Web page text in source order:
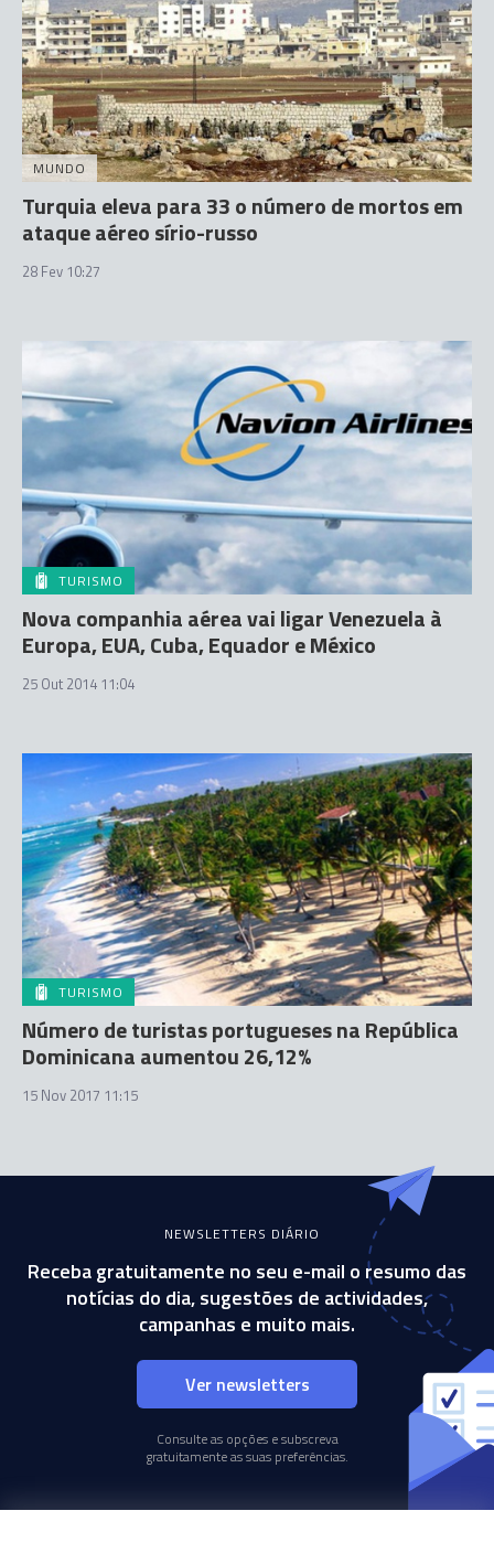
MUNDO
Turquia eleva para 33 o número de mortos em
ataque aéreo sírio-russo
28 Fev 10:27
TURISMO
Nova companhia aérea vai ligar Venezuela à
Europa, EUA, Cuba, Equador e México
25 Out 2014 11:04
TURISMO
Número de turistas portugueses na República
Dominicana aumentou 26,12%
15 Nov 2017 11:15
NEWSLETTERS DIÁRIO
Receba gratuitamente no seu e-mail o resumo das
notícias do dia, sugestões de actividades,
campanhas e muito mais.
Ver newsletters
Consulte as opções e subscreva
gratuitamente as suas preferências.